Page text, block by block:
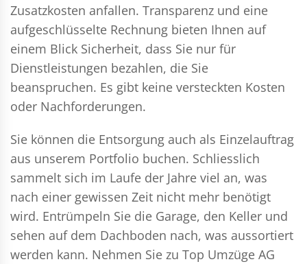
Zusatzkosten anfallen. Transparenz und eine
aufgeschlüsselte Rechnung bieten Ihnen auf
einem Blick Sicherheit, dass Sie nur für
Dienstleistungen bezahlen, die Sie
beanspruchen. Es gibt keine versteckten Kosten
oder Nachforderungen.
Sie können die Entsorgung auch als Einzelauftrag
aus unserem Portfolio buchen. Schliesslich
sammelt sich im Laufe der Jahre viel an, was
nach einer gewissen Zeit nicht mehr benötigt
wird. Entrümpeln Sie die Garage, den Keller und
sehen auf dem Dachboden nach, was aussortiert
werden kann. Nehmen Sie zu Top Umzüge AG